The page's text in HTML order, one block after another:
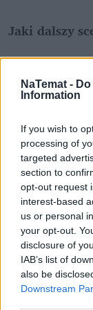
NaTemat -
Information
If you wish to
processing of
targeted
section to
opt-out request
interest-based
us or personal
your opt-out.
disclosure of
IAB’s list of
also be
Downstream
Jaki dalszy
To zawsze
polityki,
obalono
pójdzie to w
kraju liderom
noblistce (
Pokojowej
opozycji,
przyp. red.),
autorytetem
jak powinien